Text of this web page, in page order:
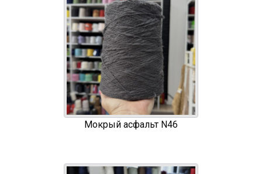
Мокрый асфальт N46